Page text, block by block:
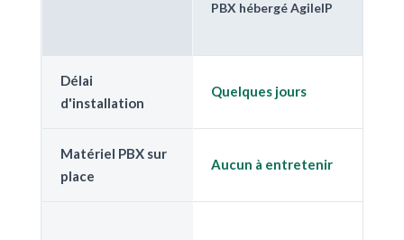
PBX hébergé AgileIP
Délai
d'installation
Quelques jours
Matériel PBX sur
place
Aucun à entretenir